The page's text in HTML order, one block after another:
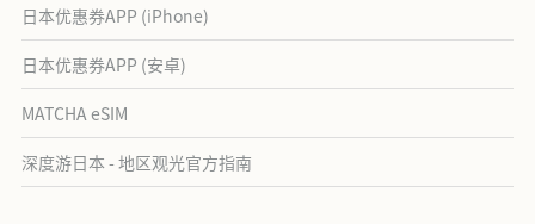
日本优惠券APP (iPhone)
日本优惠券APP (安卓)
MATCHA eSIM
深度游日本 - 地区观光官方指南